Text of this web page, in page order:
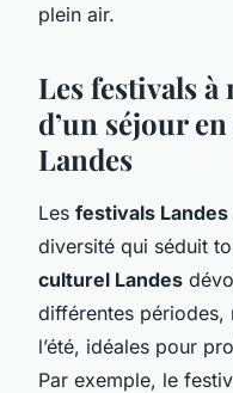
plein air.
Les festivals
d’un séjour
Landes
Les festivals Landes
diversité qui séduit
culturel Landes
différentes périodes,
l’été, idéales pour
Par exemple, le